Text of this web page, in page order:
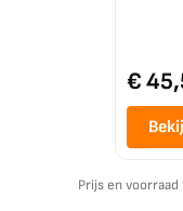
€
Prijs en